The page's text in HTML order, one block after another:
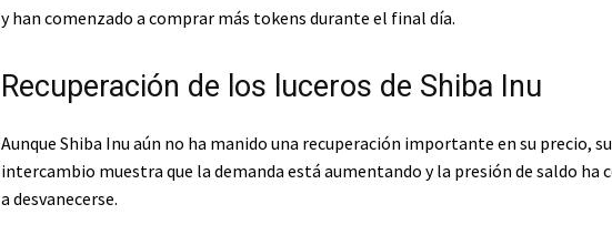
y han comenzado a comprar más tokens durante el final día.
Recuperación de los luceros de Shiba Inu
Aunque Shiba Inu aún no ha manido una recuperación importante en su precio,
intercambio muestra que la demanda está aumentando y la presión de saldo ha
a desvanecerse.